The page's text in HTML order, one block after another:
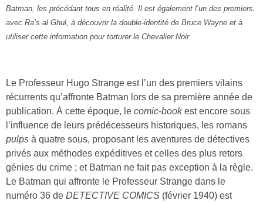
Batman, les précédant tous en réalité. Il est également l’un des premiers,
avec Ra’s al Ghul, à découvrir la double-identité de Bruce Wayne et à
utiliser cette information pour torturer le Chevalier Noir.
Le Professeur Hugo Strange est l’un des premiers vilains
récurrents qu’affronte Batman lors de sa première année de
publication. À cette époque, le comic-bookest encore sous
l’influence de leurs prédécesseurs historiques, les romans
pulps à quatre sous, proposant les aventures de détectives
privés aux méthodes expéditives et celles des plus retors
génies du crime ; et Batman ne fait pas exception à la règle.
Le Batman qui affronte le Professeur Strange dans le
numéro 36 de DETECTIVE COMICS (février 1940) est